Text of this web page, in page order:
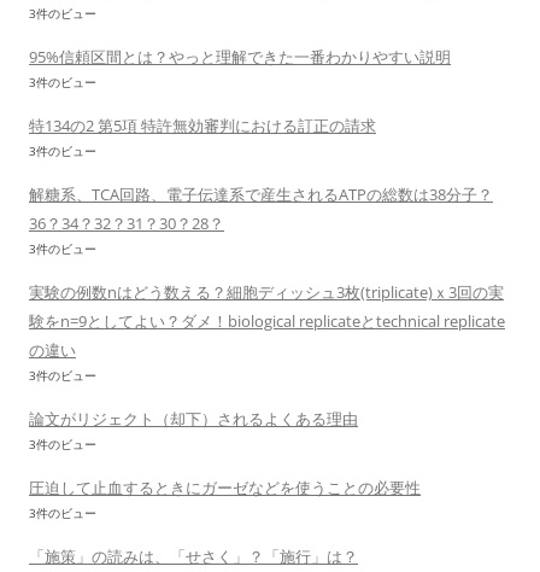
3件のビュー
95%信頼区間とは？やっと理解できた一番わかりやすい説明
3件のビュー
特134の2 第5項 特許無効審判における訂正の請求
3件のビュー
解糖系、TCA回路、電子伝達系で産生されるATPの総数は38分子？
36？34？32？31？30？28？
3件のビュー
実験の例数nはどう数える？細胞ディッシュ3枚(triplicate)ｘ3回の実
験をn=9としてよい？ダメ！biological replicateとtechnical replicate
の違い
3件のビュー
論文がリジェクト（却下）されるよくある理由
3件のビュー
圧迫して止血するときにガーゼなどを使うことの必要性
3件のビュー
「施策」の読みは、「せさく」？「施行」は？